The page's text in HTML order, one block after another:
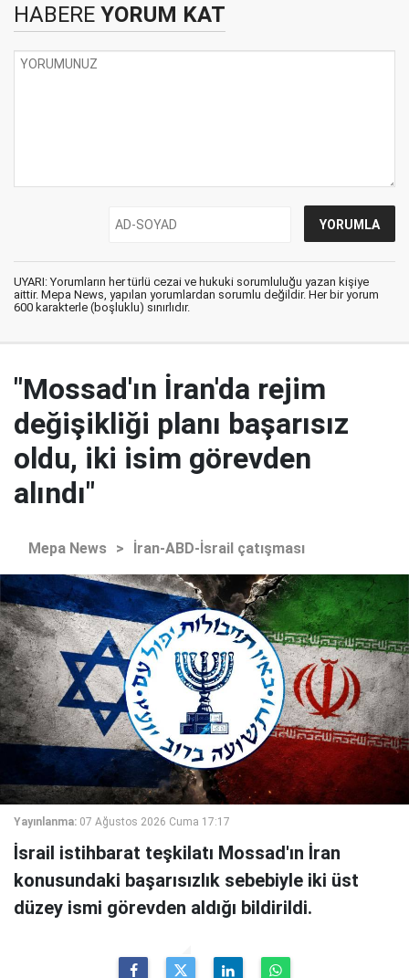
HABERE YORUM KAT
UYARI: Yorumların her türlü cezai ve hukuki sorumluluğu yazan kişiye
aittir. Mepa News, yapılan yorumlardan sorumlu değildir. Her bir yorum
600 karakterle (boşluklu) sınırlıdır.
"Mossad'ın İran'da rejim
değişikliği planı başarısız
oldu, iki isim görevden
alındı"
Mepa News > İran-ABD-İsrail çatışması
Yayınlanma: 07 Ağustos 2026 Cuma 17:17
İsrail istihbarat teşkilatı Mossad'ın İran
konusundaki başarısızlık sebebiyle iki üst
düzey ismi görevden aldığı bildirildi.